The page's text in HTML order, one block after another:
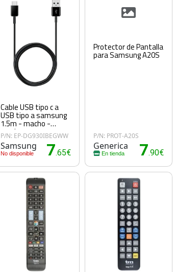
Cable USB tipo c a
USB tipo a samsung
1.5m - macho -
macho - negro
P/N: EP-DG930IBEGWW
Samsung
No disponible 7.65€
Protector de Pantalla
para Samsung A20S
P/N: PROT-A20S
Generica
En tienda 7.90€